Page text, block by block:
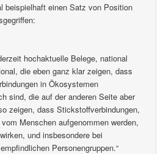
beispielhaft einen Satz von Position
hochaktuelle Belege, national
die eben ganz klar zeigen, dass
in Ökosystemen
sind, die auf der anderen Seite aber
zeigen, dass Stickstoffverbindungen,
Menschen aufgenommen werden,
und insbesondere bei
Personengruppen.“